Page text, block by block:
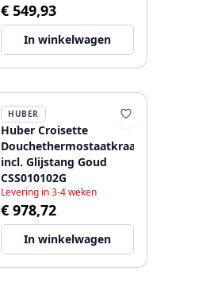
€ 549,93
In winkelwagen
HUBER
Huber Croisette
Douchethermostaatkraan
incl. Glijstang Goud
CSS010102G
Levering in 3-4 weken
€ 978,72
In winkelwagen